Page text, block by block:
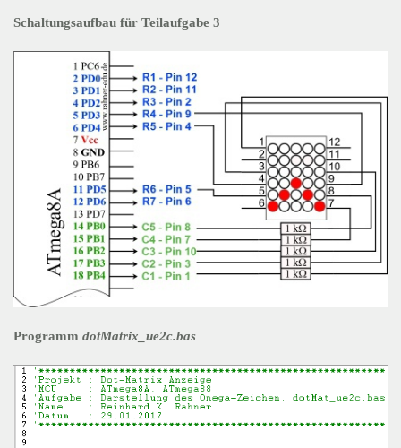
Schaltungsaufbau für Teilaufgabe 3
Programm dotMatrix_ue2c.bas